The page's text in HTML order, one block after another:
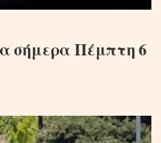
σήμερα Πέμπτη 6